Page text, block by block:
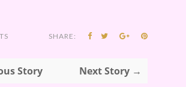
SHARE:
Story Next Story →